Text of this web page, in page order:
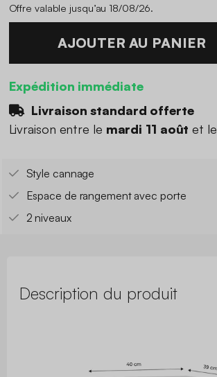
Offre valable jusqu’au 18/08/26.
AJOUTER AU PANIER
Expédition immédiate
Livraison standard offerte
Livraison entre le mardi 11 août et le
Style cannage
Espace de rangement avec porte
2 niveaux
Description du produit